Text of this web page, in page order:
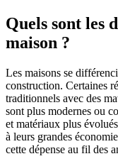
Quels sont les
maison ?
Les maisons se
construction. Certaines
traditionnels avec des
sont plus modernes ou
et matériaux plus
à leurs grandes
cette dépense au fil des